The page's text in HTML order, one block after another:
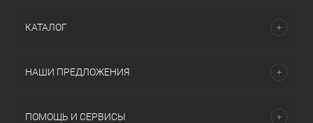
КАТАЛОГ
НАШИ ПРЕДЛОЖЕНИЯ
ПОМОЩЬ И СЕРВИСЫ